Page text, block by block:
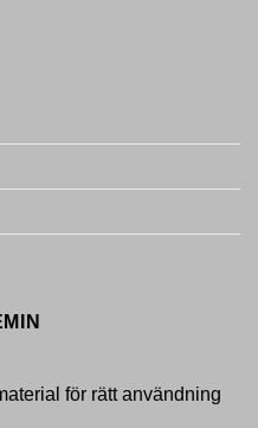
för rätt användning